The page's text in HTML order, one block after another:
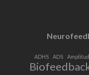
ADHS ADS